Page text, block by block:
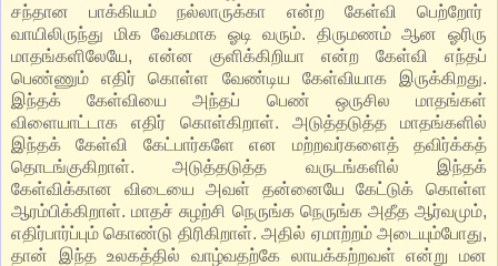
சந்தான பாக்கியம் நல்லாருக்கா என்ற கேள்வி பெற்றோர்
வாயிலிருந்து மிக வேகமாக ஓடி வரும். திருமணம் ஆன ஓரிரு
மாதங்களிலேயே, என்ன குளிக்கிறியா என்ற கேள்வி எந்தப்
பெண்ணும் எதிர் கொள்ள வேண்டிய கேள்வியாக இருக்கிறது.
இந்தக் கேள்வியை அந்தப் பெண் ஒருசில மாதங்கள்
விளையாட்டாக எதிர் கொள்கிறாள். அடுத்தடுத்த மாதங்களில்
இந்தக் கேள்வி கேட்பார்களே என மற்றவர்களைத் தவிர்க்கத்
தொடங்குகிறாள். அடுத்தடுத்த வருடங்களில் இந்தக்
கேள்விக்கான விடையை அவள் தன்னையே கேட்டுக் கொள்ள
ஆரம்பிக்கிறாள். மாதச் சுழற்சி நெருங்க நெருங்க அதீத ஆர்வமும்,
எதிர்பார்ப்பும் கொண்டு திரிகிறாள். அதில் ஏமாற்றம் அடையும்போது,
தான் இந்த உலகத்தில் வாழ்வதற்கே லாயக்கற்றவள் என்று மன